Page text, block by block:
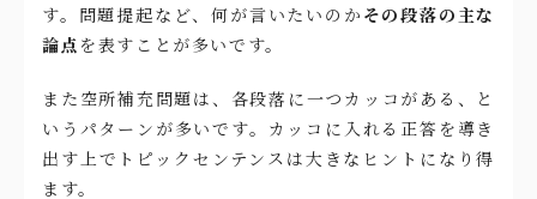
す。問題提起など、何が言いたいのか その段落の主な
論点 を表すことが多いです。
また空所補充問題は、各段落に一つカッコがある、と
いうパターンが多いです。カッコに入れる正答を導き
出す上でトピックセンテンスは大きなヒントになり得
ます。